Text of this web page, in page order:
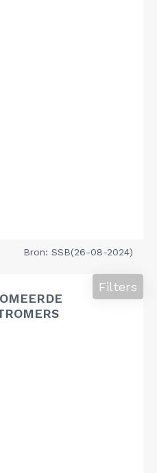
Bron: SSB(26-08-2024)
Filters